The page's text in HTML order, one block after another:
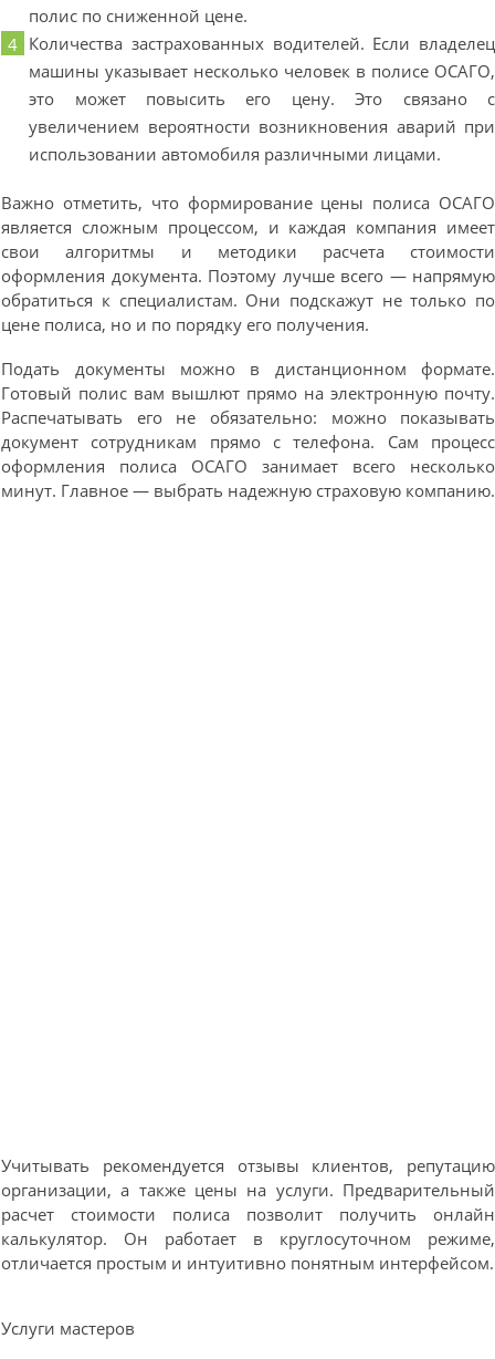
полис по сниженной цене.
Количества застрахованных водителей. Если владелец
машины указывает несколько человек в полисе ОСАГО,
это может повысить его цену. Это связано с
увеличением вероятности возникновения аварий при
использовании автомобиля различными лицами.
Важно отметить, что формирование цены полиса ОСАГО
является сложным процессом, и каждая компания имеет
свои алгоритмы и методики расчета стоимости
оформления документа. Поэтому лучше всего — напрямую
обратиться к специалистам. Они подскажут не только по
цене полиса, но и по порядку его получения.
Подать документы можно в дистанционном формате.
Готовый полис вам вышлют прямо на электронную почту.
Распечатывать его не обязательно: можно показывать
документ сотрудникам прямо с телефона. Сам процесс
оформления полиса ОСАГО занимает всего несколько
минут. Главное — выбрать надежную страховую компанию.
Учитывать рекомендуется отзывы клиентов, репутацию
организации, а также цены на услуги. Предварительный
расчет стоимости полиса позволит получить онлайн
калькулятор. Он работает в круглосуточном режиме,
отличается простым и интуитивно понятным интерфейсом.
Услуги мастеров